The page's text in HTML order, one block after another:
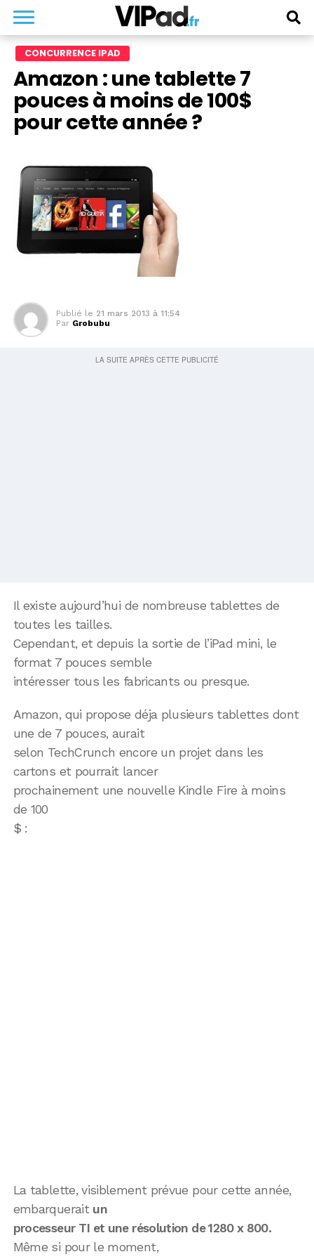
CONCURRENCE IPAD
Amazon : une tablette 7
pouces à moins de 100$
pour cette année ?
Publié le 21 mars 2013 à 11:54
Par Grobubu
Il existe aujourd’hui de nombreuse tablettes de
toutes les tailles.
Cependant, et depuis la sortie de l’iPad mini, le
format 7 pouces semble
intéresser tous les fabricants ou presque.
Amazon, qui propose déja plusieurs tablettes dont
une de 7 pouces, aurait
selon TechCrunch encore un projet dans les
cartons et pourrait lancer
prochainement une nouvelle Kindle Fire à moins
de 100
$ :
La tablette, visiblement prévue pour cette année,
embarquerait un
processeur TI et une résolution de 1280 x 800.
Même si pour le moment,